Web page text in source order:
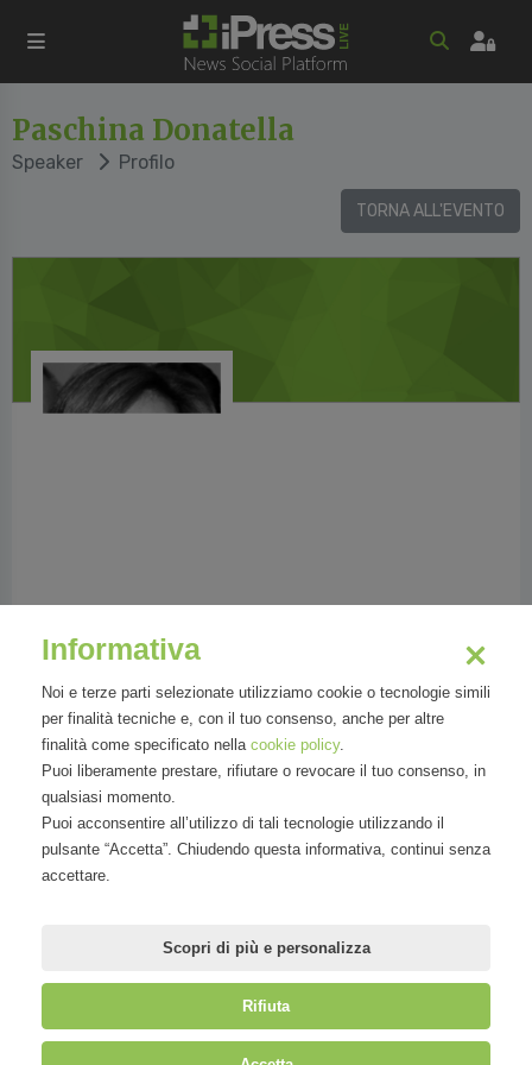
Paschina Donatella
Speaker Profilo
TORNA ALL'EVENTO
CIO of Ermenegildo Zegna Group
Donatella Paschina is the CIO of Ermenegildo
Zegna Group, the worldwide leader in luxury
menswear present in more than 35 countries.
Mirandola Comunicazione S.r.l.| P.IVA IT09580130962 | Cap. Soc.
Informativa
Noi e terze parti selezionate utilizziamo cookie o tecnologie simili
per finalità tecniche e, con il tuo consenso, anche per altre
finalità come specificato nella cookie policy.
Puoi liberamente prestare, rifiutare o revocare il tuo consenso, in
qualsiasi momento.
Puoi acconsentire all’utilizzo di tali tecnologie utilizzando il
pulsante “Accetta”. Chiudendo questa informativa, continui senza
accettare.
Scopri di più e personalizza
Rifiuta